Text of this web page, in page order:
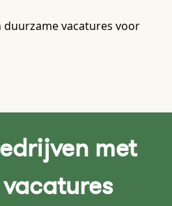
duurzame vacatures voor
met